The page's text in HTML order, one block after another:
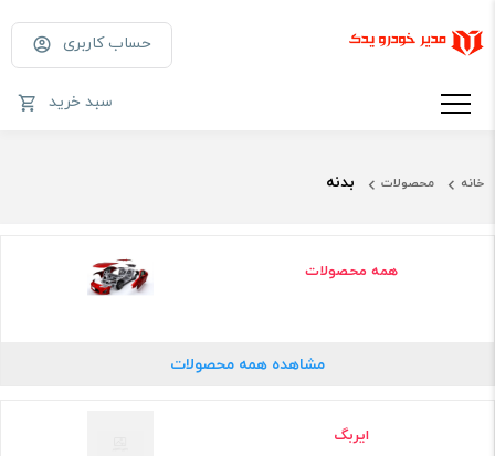
حساب کاربری
سبد خرید
خانه محصولات بدنه
همه محصولات
مشاهده همه محصولات
ایربگ